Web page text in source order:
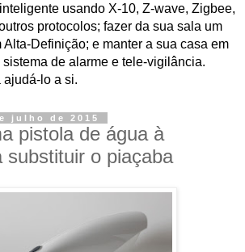
usando X-10, Z-wave, Zigbee,
protocolos; fazer da sua sala um
Alta-Definição; e manter a sua casa em
de alarme e tele-vigilância.
ajudá-lo a si.
julho de 2015
pistola de água à
substituir o piaçaba